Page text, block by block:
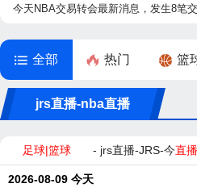
今天NBA交易转会最新消息，发生8笔
全部 热门 篮
jrs直播-nba直播
足球|篮球 - jrs直播-JRS-今直
2026-08-09 今天